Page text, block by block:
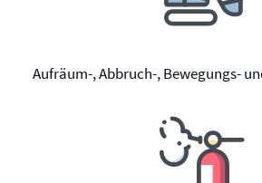
Aufräum-, Abbruch-, Bewegungs-